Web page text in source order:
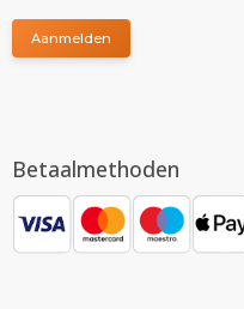
Aanmelden
Betaalmethoden